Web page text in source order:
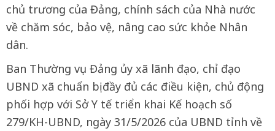
chủ trương của Đảng, chính sách của Nhà nước
về chăm sóc, bảo vệ, nâng cao sức khỏe Nhân
dân.
Ban Thường vụ Đảng ủy xã lãnh đạo, chỉ đạo
UBND xã chuẩn bị đầy đủ các điều kiện, chủ động
phối hợp với Sở Y tế triển khai Kế hoạch số
279/KH-UBND, ngày 31/5/2026 của UBND tỉnh về